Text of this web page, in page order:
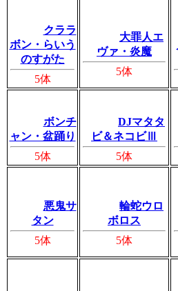
クララ
ボン・らいう
のすがた
5体
大罪人エ
ヴァ・炎魔
5体
ボンチ
ャン・盆踊り
5体
DJマタタ
ビ＆ネコビⅢ
5体
悪鬼サ
タン
5体
輪蛇ウロ
ボロス
5体